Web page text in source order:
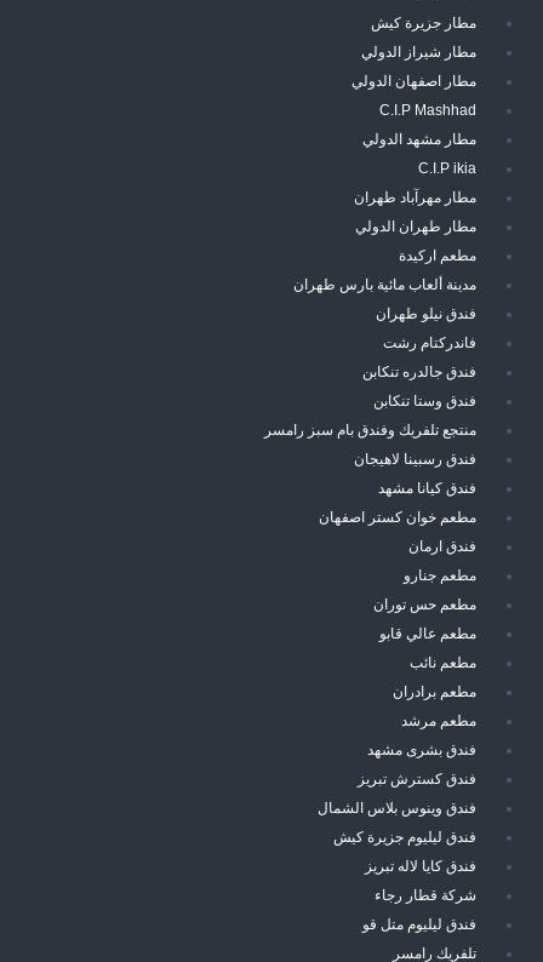
مطار جزيرة كيش
مطار شيراز الدولي
مطار اصفهان الدولي
C.I.P Mashhad
مطار مشهد الدولي
C.I.P ikia
مطار مهرآباد طهران
مطار طهران الدولي
مطعم اركيدة
مدينة ألعاب مائية بارس طهران
فندق نيلو طهران
فاندركتام رشت
فندق جالدره تنكابن
فندق وستا تنكابن
منتجع تلفريك وفندق بام سبز رامسر
فندق رسبينا لاهيجان
فندق كيانا مشهد
مطعم خوان كستر اصفهان
فندق ارمان
مطعم جنارو
مطعم حس توران
مطعم عالي قابو
مطعم نائب
مطعم برادران
مطعم مرشد
فندق بشرى مشهد
فندق كسترش تبريز
فندق وينوس بلاس الشمال
فندق ليليوم جزيرة كيش
فندق كايا لاله تبريز
شركة قطار رجاء
فندق ليليوم متل قو
تلفريك رامسر